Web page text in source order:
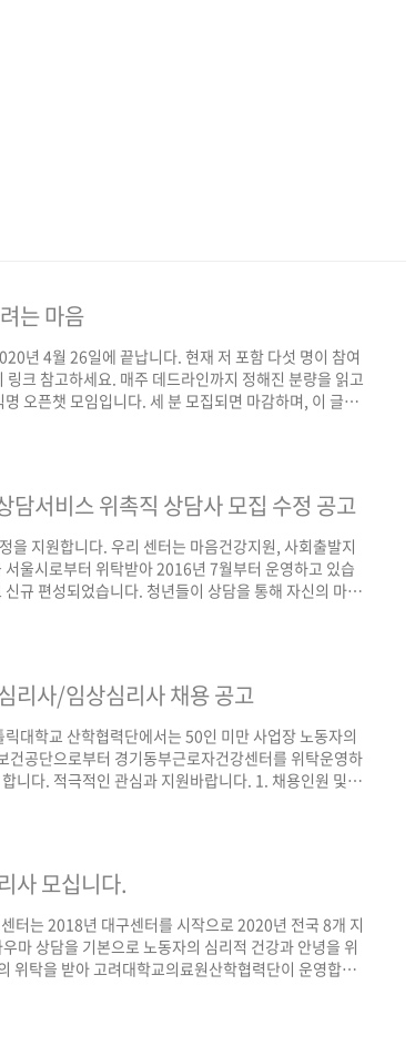
는 마음
년 4월 26일에 끝납니다. 현재 저 포함 다섯 명이 참여
크 참고하세요. 매주 데드라인까지 정해진 분량을 읽고
오픈챗 모임입니다. 세 분 모집되면 마감하며, 이 글의
비번 알려드립니다. 현재 스터디 진행 중이오니 입
서비스 위촉직 상담사 모집 수정 공고
을 지원합니다. 우리 센터는 마음건강지원, 사회출발지
울시로부터 위탁받아 2016년 7월부터 운영하고 있습
규 편성되었습니다. 청년들이 상담을 통해 자신의 마음
에 따른 사회적 거리두기 지침에 따라 전반적으로 일
리사/임상심리사 채용 공고
대학교 산학협력단에서는 50인 미만 사업장 노동자의
공단으로부터 경기동부근로자건강센터를 위탁운영하
니다. 적극적인 관심과 지원바랍니다. 1. 채용인원 및
담, 심리검사, 집단상담, 안정화 교육 등 - 내방상담,
사 모십니다.
터는 2018년 대구센터를 시작으로 2020년 전국 8개 지
마 상담을 기본으로 노동자의 심리적 건강과 안녕을 위
위탁을 받아 고려대학교의료원산학협력단이 운영합니
2년 이상 상담 실무경력자 전문상담사 2급 이상 자격